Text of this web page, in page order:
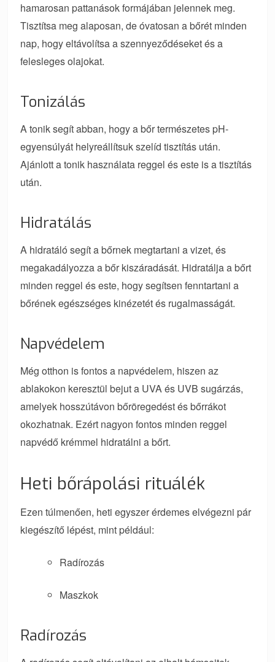
hamarosan pattanások formájában jelennek meg.
Tisztítsa meg alaposan, de óvatosan a bőrét minden
nap, hogy eltávolítsa a szennyeződéseket és a
felesleges olajokat.
Tonizálás
A tonik segít abban, hogy a bőr természetes pH-
egyensúlyát helyreállítsuk szelíd tisztítás után.
Ajánlott a tonik használata reggel és este is a tisztítás
után.
Hidratálás
A hidratáló segít a bőrnek megtartani a vizet, és
megakadályozza a bőr kiszáradását. Hidratálja a bőrt
minden reggel és este, hogy segítsen fenntartani a
bőrének egészséges kinézetét és rugalmasságát.
Napvédelem
Még otthon is fontos a napvédelem, hiszen az
ablakokon keresztül bejut a UVA és UVB sugárzás,
amelyek hosszútávon bőröregedést és bőrrákot
okozhatnak. Ezért nagyon fontos minden reggel
napvédő krémmel hidratálni a bőrt.
Heti bőrápolási rituálék
Ezen túlmenően, heti egyszer érdemes elvégezni pár
kiegészítő lépést, mint például:
Radírozás
Maszkok
Radírozás